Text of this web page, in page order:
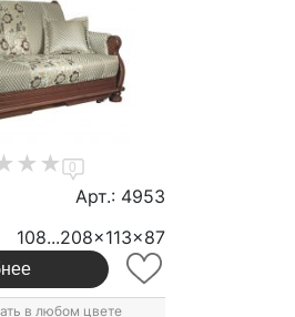
0
Арт.: 4953
108...208x113x87
в любом цвете